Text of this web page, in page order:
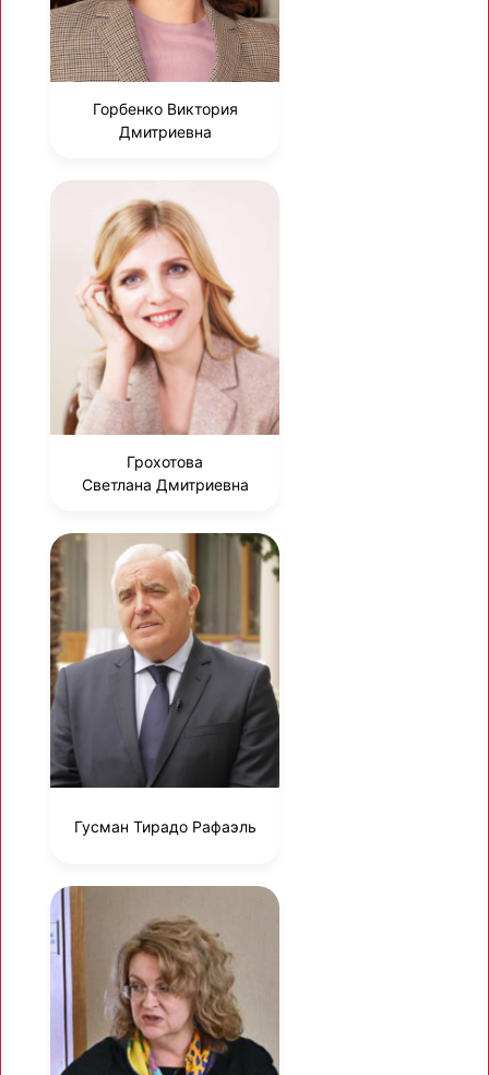
Горбенко Виктория
Дмитриевна
Грохотова
Светлана Дмитриевна
Гусман Тирадо Рафаэль